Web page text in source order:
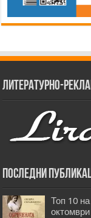
Литературно-
Последни
Топ 10